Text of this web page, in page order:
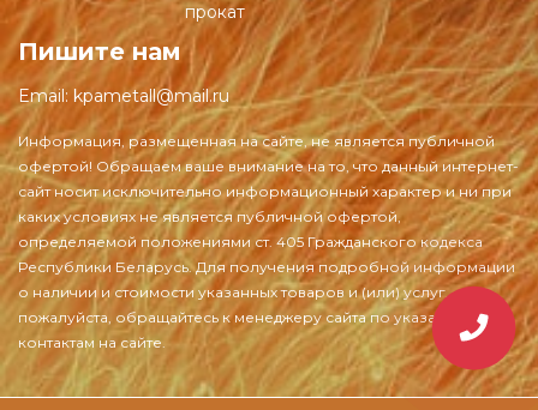
прокат
Пишите нам
Email: kpametall@mail.ru